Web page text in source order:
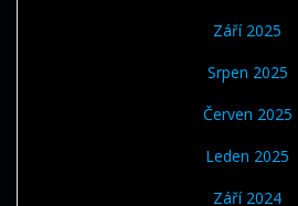
Září 2025
Srpen 2025
Červen 2025
Leden 2025
Září 2024